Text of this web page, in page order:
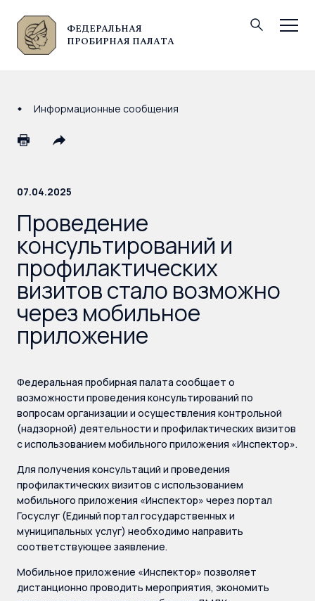
ФЕДЕРАЛЬНАЯ
ПРОБИРНАЯ ПАЛАТА
© Федеральная пробирная палата, 2026
Информационные сообщения
07.04.2025
Проведение
консультирований и
профилактических
визитов стало возможно
через мобильное
приложение
Федеральная пробирная палата сообщает о
возможности проведения консультирований по
вопросам организации и осуществления контрольной
(надзорной) деятельности и профилактических визитов
с использованием мобильного приложения «Инспектор».
Для получения консультаций и проведения
профилактических визитов с использованием
мобильного приложения «Инспектор» через портал
Госуслуг (Единый портал государственных и
муниципальных услуг) необходимо направить
соответствующее заявление.
Мобильное приложение «Инспектор» позволяет
дистанционно проводить мероприятия, экономить